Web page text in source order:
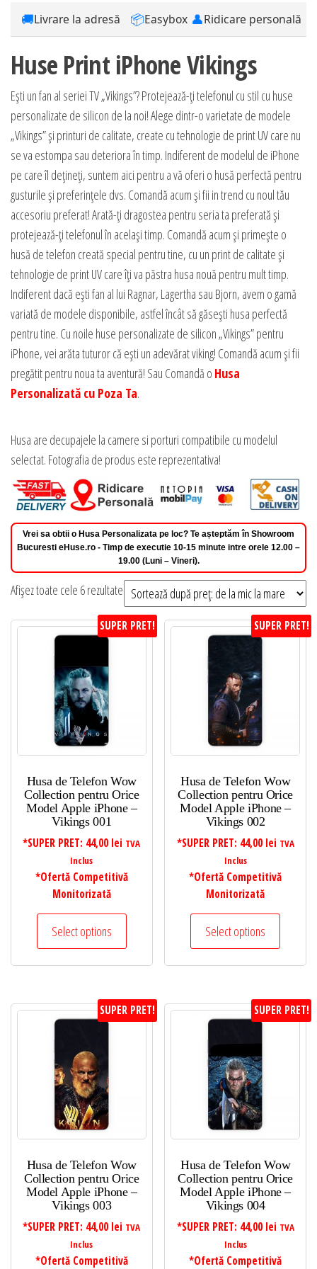
🚚Livrare la adresă 📦Easybox 👤Ridicare personală
Huse Print iPhone Vikings
Ești un fan al seriei TV „Vikings”? Protejează-ți telefonul cu stil cu huse
personalizate de silicon de la noi! Alege dintr-o varietate de modele
„Vikings” și printuri de calitate, create cu tehnologie de print UV care nu
se va estompa sau deteriora în timp. Indiferent de modelul de iPhone
pe care îl dețineți, suntem aici pentru a vă oferi o husă perfectă pentru
gusturile și preferințele dvs. Comandă acum și fii in trend cu noul tău
accesoriu preferat! Arată-ți dragostea pentru seria ta preferată și
protejează-ți telefonul în același timp. Comandă acum și primește o
husă de telefon creată special pentru tine, cu un print de calitate și
tehnologie de print UV care îți va păstra husa nouă pentru mult timp.
Indiferent dacă ești fan al lui Ragnar, Lagertha sau Bjorn, avem o gamă
variată de modele disponibile, astfel încât să găsești husa perfectă
pentru tine. Cu noile huse personalizate de silicon „Vikings” pentru
iPhone, vei arăta tuturor că ești un adevărat viking! Comandă acum și fii
pregătit pentru noua ta aventură! Sau Comandă o Husa
Personalizată cu Poza Ta.
Husa are decupajele la camere si porturi compatibile cu modelul
selectat. Fotografia de produs este reprezentativa!
Vrei sa obtii o Husa Personalizata pe loc? Te așteptăm în Showroom
Bucuresti eHuse.ro - Timp de executie 10-15 minute intre orele 12.00 –
19.00 (Luni – Vineri).
Afișez toate cele 6 rezultate Sortat
după
preț:
SUPER PRET!
Husa de Telefon Wow
Collection pentru Orice
Model Apple iPhone –
Vikings 001
*SUPER PRET: 44,00 lei TVA
Inclus
*Ofertă Competitivă
Monitorizată
Select options
SUPER PRET!
Husa de Telefon Wow
Collection pentru Orice
Model Apple iPhone –
Vikings 002
*SUPER PRET: 44,00 lei TVA
Inclus
*Ofertă Competitivă
Monitorizată
Select options
SUPER PRET!
Husa de Telefon Wow
Collection pentru Orice
Model Apple iPhone –
Vikings 003
*SUPER PRET: 44,00 lei TVA
Inclus
*Ofertă Competitivă
SUPER PRET!
Husa de Telefon Wow
Collection pentru Orice
Model Apple iPhone –
Vikings 004
*SUPER PRET: 44,00 lei TVA
Inclus
*Ofertă Competitivă